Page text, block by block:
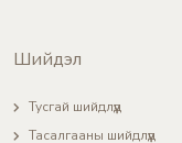
Шийдэл
Тусгай шийдлүүд
Тасалгааны шийдлүүд